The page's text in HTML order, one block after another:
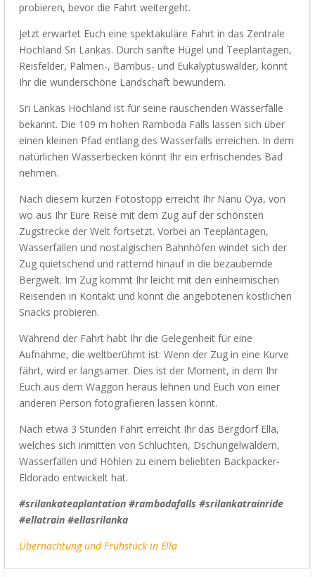
probieren, bevor die Fahrt weitergeht.
Jetzt erwartet Euch eine spektakuläre Fahrt in das Zentrale
Hochland Sri Lankas. Durch sanfte Hügel und Teeplantagen,
Reisfelder, Palmen-, Bambus- und Eukalyptuswälder,könnt
Ihr die wunderschöne Landschaft bewundern.
Sri Lankas Hochland ist für seine rauschenden Wasserfälle
bekannt. Die 109 m hohen Ramboda Falls lassen sich über
einen kleinen Pfad entlang des Wasserfalls erreichen. In dem
natürlichen Wasserbecken könnt Ihr ein erfrischendes Bad
nehmen.
Nach diesem kurzen Fotostopp erreicht Ihr Nanu Oya, von
wo aus Ihr Eure Reise mit dem Zug auf der schönsten
Zugstrecke der Weltfortsetzt. Vorbei an Teeplantagen,
Wasserfällenund nostalgischen Bahnhöfen windet sich der
Zug quietschend und ratternd hinauf in die bezaubernde
Bergwelt. Im Zug kommt Ihr leicht mit den einheimischen
Reisenden in Kontakt und könnt die angebotenen köstlichen
Snacks probieren.
Während der Fahrthabt Ihr die Gelegenheit für eine
Aufnahme, dieweltberühmt ist: Wenn der Zug in eine Kurve
fährt, wird er langsamer. Dies ist der Moment, in dem Ihr
Euch aus dem Waggon heraus lehnen und Euch von einer
anderen Person fotografieren lassen könnt.
Nach etwa 3 Stunden Fahrt erreicht Ihr das Bergdorf Ella,
welches sich inmitten von Schluchten, Dschungelwäldern,
Wasserfällen und Höhlen zu einem beliebten Backpacker-
Eldorado entwickelt hat.
#srilankateaplantation #rambodafalls #srilankatrainride
#ellatrain #ellasrilanka
Übernachtung und Frühstück in Ella